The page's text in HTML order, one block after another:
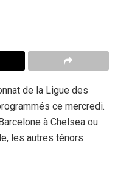
de la Ligue des
ce mercredi.
à Chelsea ou
les autres ténors